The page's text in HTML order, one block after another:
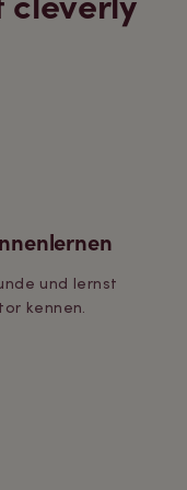
und lernst
kennen.